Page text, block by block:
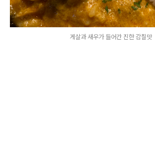
게살과 새우가 들어간 진한 감칠맛